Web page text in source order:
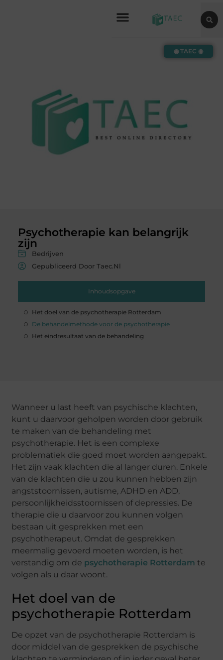
Psychotherapie kan belangrijk
zijn
Bedrijven
Gepubliceerd Door Taec.nl
Inhoudsopgave
Het doel van de psychotherapie Rotterdam
De behandelmethode voor de psychotherapie
Het eindresultaat van de behandeling
◉ TAEC ◉
Wanneer u last heeft van psychische klachten,
kunt u daarvoor geholpen worden door gebruik
te maken van de behandeling met
psychotherapie. Het is een complexe
problematiek die goed moet worden aangepakt.
Het zijn vaak klachten die al langer duren. Enkele
van de klachten die u zou kunnen hebben zijn
angststoornissen, autisme, ADHD en ADD,
persoonlijkheidsstoornissen of depressies. De
therapie die u daarvoor zou kunnen volgen
bestaan uit gesprekken met een
psychotherapeut. Omdat de gesprekken
meermalig gevoerd moeten worden, is het
verstandig om de psychotherapie Rotterdam te
volgen als u daar woont.
Het doel van de
psychotherapie Rotterdam
De opzet van de psychotherapie Rotterdam is
door middel van de gesprekken de psychische